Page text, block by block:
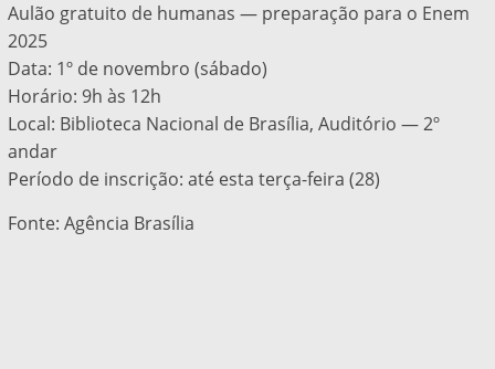
Aulão gratuito de humanas — preparação para o Enem
2025
Data: 1º de novembro (sábado)
Horário: 9h às 12h
Local: Biblioteca Nacional de Brasília, Auditório — 2º
andar
Período de inscrição: até esta terça-feira (28)
Fonte: Agência Brasília